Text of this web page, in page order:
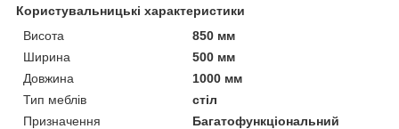
Користувальницькі характеристики
Висота
850 мм
Ширина
500 мм
Довжина
1000 мм
Тип меблів
стіл
Призначення
Багатофункціональний